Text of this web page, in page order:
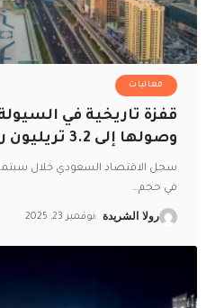
فعاليات
قفزة تاريخية في
وصولها إلى 3.2 تريليون ريال
في حجم…
رولا الشريدة نوفمبر 23, 2025